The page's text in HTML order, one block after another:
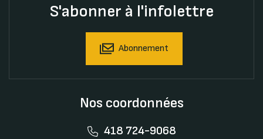
S'abonner à l'infolettre
Abonnement
Nos coordonnées
418 724-9068